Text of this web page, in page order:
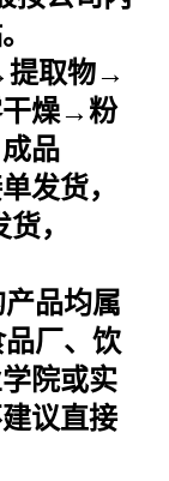
取物→
燥→粉
品
发货，
，
品均属
品厂、饮
院或实
议直接